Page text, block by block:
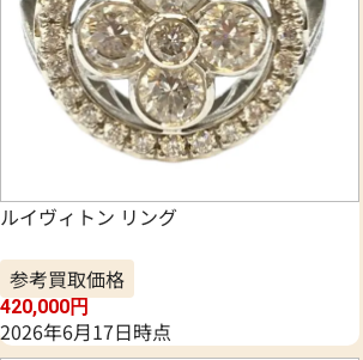
ルイヴィトン リング
参考買取価格
420,000円
2026年6月17日時点